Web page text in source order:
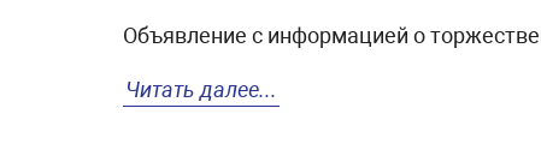
Объявление с информацией о
Читать далее...